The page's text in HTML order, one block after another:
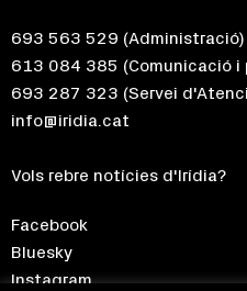
693 563 529 (Administració)
613 084 385 (Comunicació i
693 287 323 (Servei
info@iridia.cat
Vols rebre notícies d'Irídia?
Facebook
Bluesky
Instagram